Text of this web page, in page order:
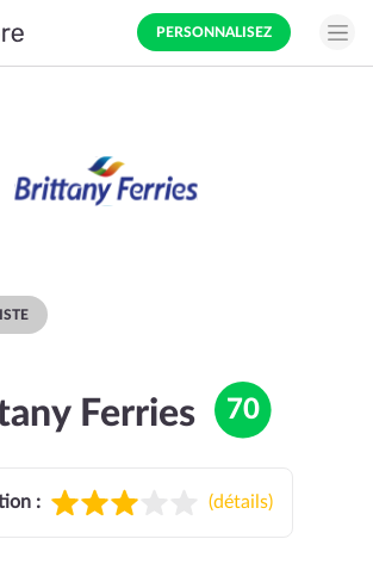
PERSONNALISEZ
Ferries 70
: (détails)